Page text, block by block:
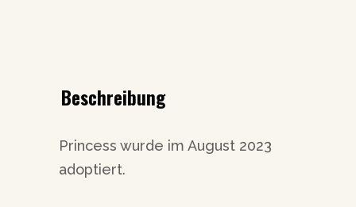
Beschreibung
Princess wurde im August 2023
adoptiert.